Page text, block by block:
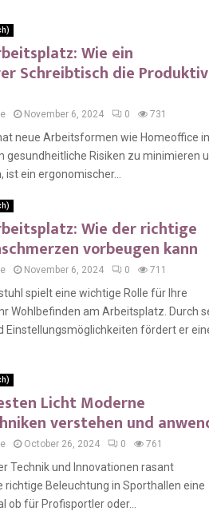
Wie ein
Schreibtisch die
November 6, 2024 0 731
neue Arbeitsformen wie Homeoffice
gesundheitliche Risiken zu minimieren
ein ergonomischer...
Wie der richtige
vorbeugen kann
November 6, 2024 0 711
spielt eine wichtige Rolle für Ihre
Wohlbefinden am Arbeitsplatz. Durch
Einstellungsmöglichkeiten fördert er
Licht Moderne
verstehen und
October 26, 2024 0 761
Technik und Innovationen rasant
richtige Beleuchtung in Sporthallen eine
ob für Profisportler oder...